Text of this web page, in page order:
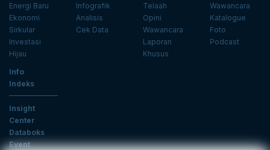
Energi Baru
Ekonomi
Sirkular
Investasi
Hijau
Infografik
Analisis
Cek Data
Telaah
Opini
Wawancara
Laporan
Khusus
Wawancara
Katalogue
Foto
Podcast
Info
Indeks
Insight
Center
Databoks
Event